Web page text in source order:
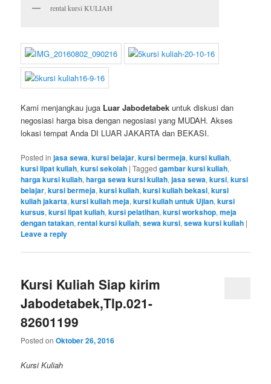
rental kursi KULIAH
Kami menjangkau juga Luar Jabodetabek untuk diskusi dan
negosiasi harga bisa dengan negosiasi yang MUDAH. Akses
lokasi tempat Anda DI LUAR JAKARTA dan BEKASI.
Posted in jasa sewa,kursi belajar,kursi bermeja,kursi kuliah,
kursi lipat kuliah,kursi sekolah |Tagged gambar kursi kuliah,
harga kursi kuliah,harga sewa kursi kuliah,jasa sewa,kursi,kursi
belajar,kursi bermeja,kursi kuliah,kursi kuliah bekasi,kursi
kuliah jakarta,kursi kuliah meja,kursi kuliah untuk Ujian,kursi
kursus,kursi lipat kuliah,kursi pelatihan,kursi workshop,meja
dengan tatakan,rental kursi kuliah,sewa kursi,sewa kursi kuliah |
Leave a reply
Kursi Kuliah Siap kirim
Jabodetabek,Tlp.021-
82601199
Posted onOktober 26, 2016
Kursi Kuliah